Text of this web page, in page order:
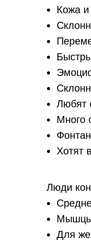
Кожа и
Любят
Много
Хотят
Люди
Мышцы
Для